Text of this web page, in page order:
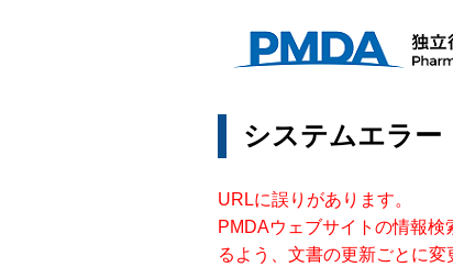
システムエラー
URLに誤りがあります。
PMDAウェブサイトの情報
るよう、文書の更新ごとに変